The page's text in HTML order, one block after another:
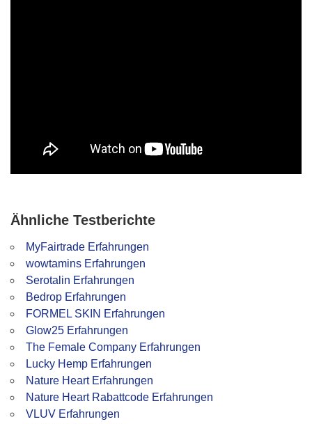
Ähnliche Testberichte
MyFairtrade Erfahrungen
wowtamins Erfahrungen
Serotalin Erfahrungen
Bedrop Erfahrungen
FORMEL SKIN Erfahrungen
Glow25 Erfahrungen
The Female Company Erfahrungen
Lucky Hemp Erfahrungen
Nature Heart Erfahrungen
Nature Heart Rabattcode Erfahrungen
VLUV Erfahrungen